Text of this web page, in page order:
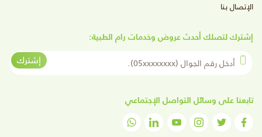
الإتصال بنا
إشترك لتصلك أحدث عروض وخدمات رام الطبية:
أدخل رقم الجوال
إشترك
تابعنا على وسائل التواصل الإجتماعي